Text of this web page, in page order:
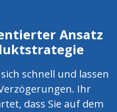
Ansatz
schnell und lassen
Ihr
dass Sie auf dem